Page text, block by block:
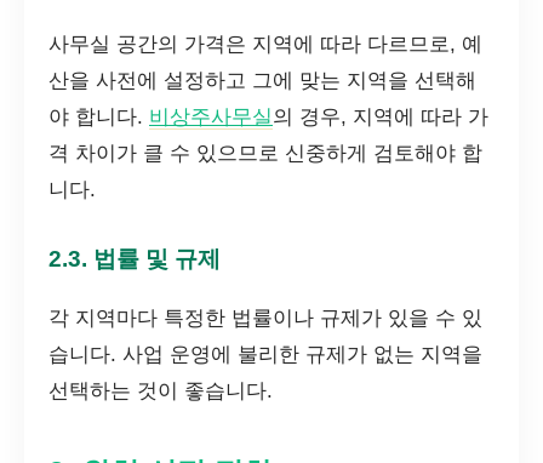
사무실 공간의 가격은 지역에 따라 다르므로, 예
산을 사전에 설정하고 그에 맞는 지역을 선택해
야 합니다. 비상주사무실의 경우, 지역에 따라 가
격 차이가 클 수 있으므로 신중하게 검토해야 합
니다.
2.3. 법률 및 규제
각 지역마다 특정한 법률이나 규제가 있을 수 있
습니다. 사업 운영에 불리한 규제가 없는 지역을
선택하는 것이 좋습니다.